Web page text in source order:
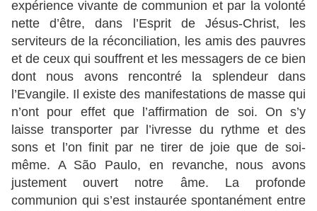
expérience vivante de communion et par la volonté
nette d’être, dans l’Esprit de Jésus-Christ, les
serviteurs de la réconciliation, les amis des pauvres
et de ceux qui souffrent et les messagers de ce bien
dont nous avons rencontré la splendeur dans
l’Evangile. Il existe des manifestations de masse qui
n’ont pour effet que l’affirmation de soi. On s’y
laisse transporter par l’ivresse du rythme et des
sons et l’on finit par ne tirer de joie que de soi-
même. A São Paulo, en revanche, nous avons
justement ouvert notre âme. La profonde
communion qui s’est instaurée spontanément entre